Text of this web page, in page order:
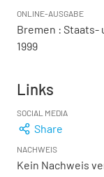
ONLINE-AUSGABE
Bremen : Staats-
1999
Links
SOCIAL MEDIA
Share
NACHWEIS
Kein Nachweis